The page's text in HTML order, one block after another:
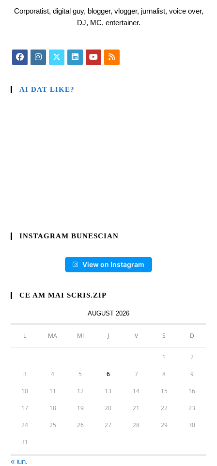
Corporatist, digital guy, blogger, vlogger, jurnalist, voice over,
DJ, MC, entertainer.
AI DAT LIKE?
INSTAGRAM BUNESCIAN
View on Instagram
CE AM MAI SCRIS.ZIP
AUGUST 2026
L MA MI J V S D
1 2
3 4 5 6 7 8 9
10 11 12 13 14 15 16
17 18 19 20 21 22 23
24 25 26 27 28 29 30
31
« iun.